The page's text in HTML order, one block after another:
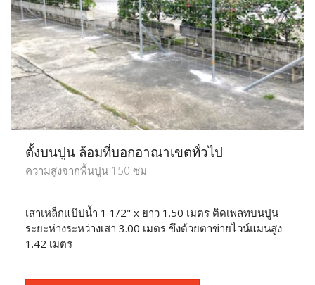
ตั้งบนปูน ล้อมที่บอกอาณาเขตทั่วไป
ความสูงจากพื้นปูน 150 ซม
เสาเหล็กแป๊ปน้ำ 1 1/2" x ยาว 1.50 เมตร ติดเพลทบนปูน
ระยะห่างระหว่างเสา 3.00 เมตร ขึงด้วยตาข่ายไวน์แมนสูง
1.42 เมตร